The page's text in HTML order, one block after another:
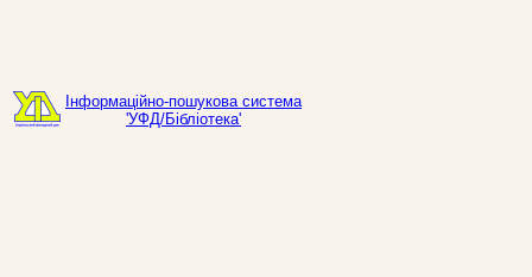
Інформаційно-пошукова система
'УФД/Бібліотека'